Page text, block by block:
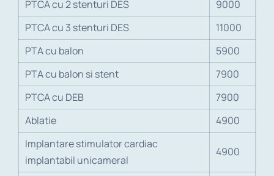
PTCA cu 2 stenturi DES
9000
PTCA cu 3 stenturi DES
11000
PTA cu balon
5900
PTA cu balon si stent
7900
PTCA cu DEB
7900
Ablatie
4900
Implantare stimulator cardiac
implantabil unicameral
4900